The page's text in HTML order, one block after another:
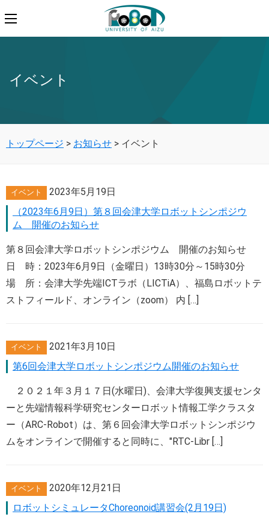
イベント
トップページ > お知らせ > イベント
イベント
2023年5月19日
（2023年6月9日）第８回会津大学ロボットシンポジウ
ム 開催のお知らせ
第８回会津大学ロボットシンポジウム 開催のお知らせ
日 時：2023年6月9日（金曜日）13時30分～15時30分
場 所：会津大学先端ICTラボ（LICTiA）、福島ロボットテ
ストフィールド、オンライン（zoom） 内 […]
イベント
2021年3月10日
第6回会津大学ロボットシンポジウム開催のお知らせ
２０２１年３月１７日(水曜日)、会津大学復興支援センタ
ーと先端情報科学研究センターロボット情報工学クラスタ
ー（ARC-Robot）は、第６回会津大学ロボットシンポジウ
ムをオンラインで開催すると同時に、"RTC-Libr […]
イベント
2020年12月21日
ロボットシミュレータChoreonoid講習会(2月19日)